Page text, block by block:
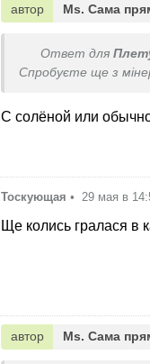
автор Ms. Сама
Ответ для
Спробуєте ще з
С солёной или
Тоскующая • 29 мая в
Ще колись гралася в
автор Ms. Сама